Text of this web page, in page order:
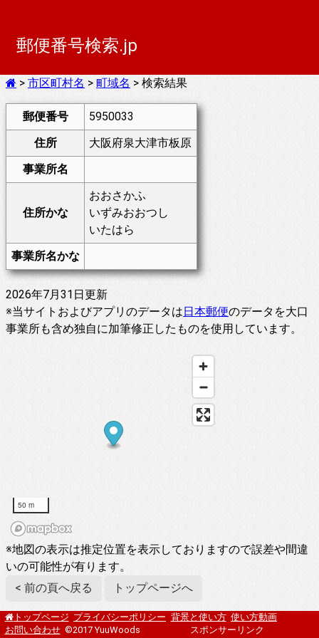
郵便番号検索.jp
> 市区町村名 > 町域名 > 検索結果
郵便番号
5950033
住所
大阪府泉大津市板原
事業所名
住所かな
おおさかふ
いずみおおつし
いたはら
事業所名かな
2026年7月31日更新
※当サイトおよびアプリのデータは日本郵便のデータを大口
事業所も含め独自に加筆修正したものを使用しています。
50 m
※地図の表示は推定位置を表示しておりますので誤差や間違
いの可能性が有ります。
< 前の頁へ戻る
トップページへ
トップページ プライバシーポリシー 背景と使い方 使い方動画
お問い合わせ ©2017 YuuWoods スポンサーリンク